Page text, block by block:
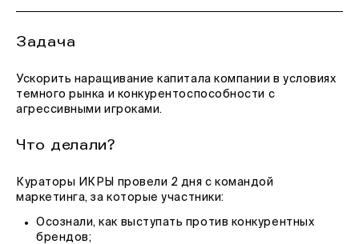
Задача
Ускорить наращивание капитала компании в условиях
темного рынка и конкурентоспособности с
агрессивными игроками.
Что делали?
Кураторы ИКРЫ провели 2 дня с командой
маркетинга, за которые участники:
Осознали, как выступать против конкурентных
брендов;